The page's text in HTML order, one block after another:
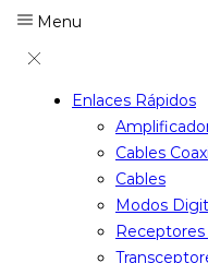
Menu
Enlaces Rápidos
Cables
Cables
Modos
Receptores